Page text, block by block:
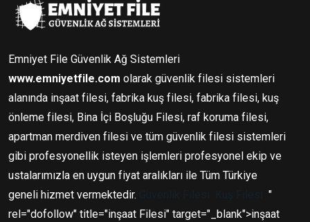
Emniyet File Güvenlik Ağ Sistemleri
www.emniyetfile.com olarak güvenlik filesi sistemleri
alanında inşaat filesi, fabrika kuş filesi, fabrika filesi, kuş
önleme filesi, Bina İçi Boşluğu Filesi, raf koruma filesi,
apartman merdiven filesi ve tüm güvenlik filesi sistemleri
gibi profesyonellik isteyen işlemleri profesyonel ekip ve
ustalarımızla en uygun fiyat aralıkları ile Tüm Türkiye
geneli hizmet vermektedir.
"
rel="dofollow" title="inşaat Filesi" target="_blank">inşaat